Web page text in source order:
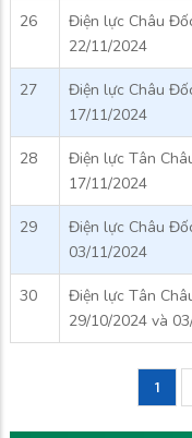
26
Điện lực Châu
22/11/2024
27
Điện lực Châu
17/11/2024
28
Điện lực Tân
17/11/2024
29
Điện lực Châu
03/11/2024
30
Điện lực Tân
29/10/2024 và
page
1